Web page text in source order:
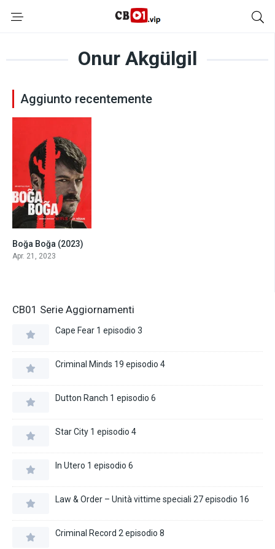
Onur Akgülgil
Aggiunto recentemente
8.3
Boğa Boğa (2023)
Apr. 21, 2023
CB01 Serie Aggiornamenti
Cape Fear 1 episodio 3
Criminal Minds 19 episodio 4
Dutton Ranch 1 episodio 6
Star City 1 episodio 4
In Utero 1 episodio 6
Law & Order – Unità vittime speciali 27 episodio 16
Criminal Record 2 episodio 8